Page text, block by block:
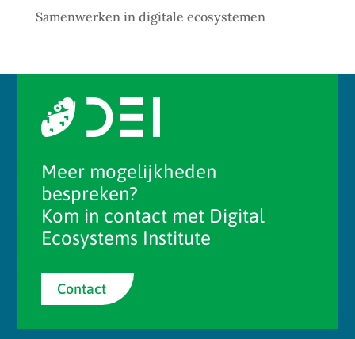
Samenwerken in digitale ecosystemen
Meer mogelijkheden
bespreken?
Kom in contact met Digital
Ecosystems Institute
Contact